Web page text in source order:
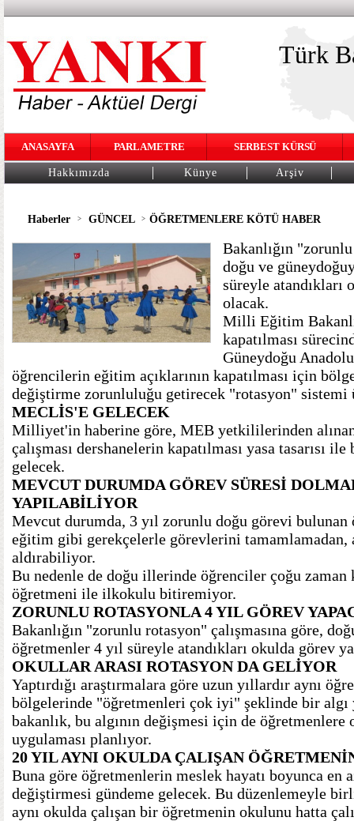
Türk
ANASAYFA PARLAMETRE SERBEST KÜRSÜ
Hakkımızda Künye Arşiv
Haberler > GÜNCEL > ÖĞRETMENLERE KÖTÜ HABER
Bakanlığın
doğu ve
süreyle atandıkları
olacak.
Milli Eğitim
kapatılması
Güneydoğu
öğrencilerin eğitim açıklarının kapatılması için
değiştirme zorunluluğu getirecek "rotasyon" sistemi
MECLİS'E GELECEK
Milliyet'in haberine göre, MEB yetkililerinden
çalışması dershanelerin kapatılması yasa tasarısı
gelecek.
MEVCUT DURUMDA GÖREV SÜRESİ
YAPILABİLİYOR
Mevcut durumda, 3 yıl zorunlu doğu görevi
eğitim gibi gerekçelerle görevlerini tamamlamadan,
aldırabiliyor.
Bu nedenle de doğu illerinde öğrenciler çoğu zaman
öğretmeni ile ilkokulu bitiremiyor.
ZORUNLU ROTASYONLA 4 YIL GÖREV
Bakanlığın "zorunlu rotasyon" çalışmasına göre,
öğretmenler 4 yıl süreyle atandıkları okulda görev
OKULLAR ARASI ROTASYON DA GELİYOR
Yaptırdığı araştırmalara göre uzun yıllardır aynı
bölgelerinde "öğretmenleri çok iyi" şeklinde bir algı
bakanlık, bu algının değişmesi için de öğretmenlere
uygulaması planlıyor.
20 YIL AYNI OKULDA ÇALIŞAN
Buna göre öğretmenlerin meslek hayatı boyunca en
değiştirmesi gündeme gelecek. Bu düzenlemeyle
aynı okulda çalışan bir öğretmenin okulunu hatta